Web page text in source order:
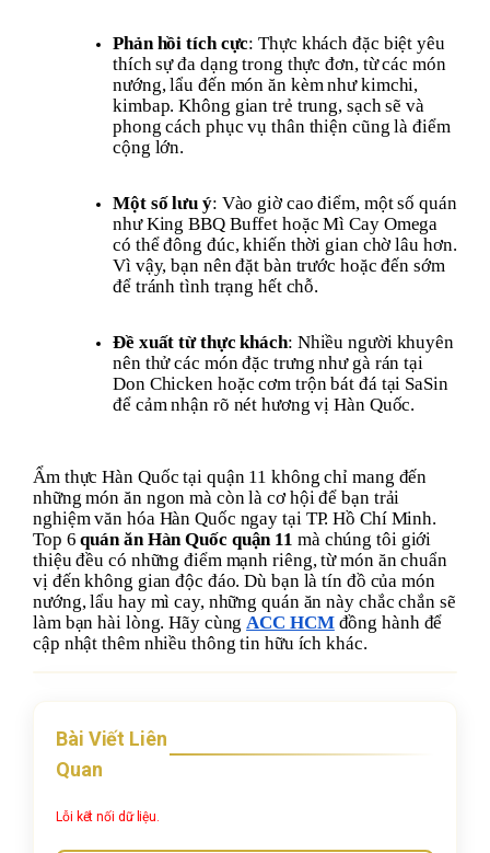
Phản hồi tích cực: Thực khách đặc biệt yêu
thích sự đa dạng trong thực đơn, từ các món
nướng, lẩu đến món ăn kèm như kimchi,
kimbap. Không gian trẻ trung, sạch sẽ và
phong cách phục vụ thân thiện cũng là điểm
cộng lớn.
Một số lưu ý: Vào giờ cao điểm, một số quán
như King BBQ Buffet hoặc Mì Cay Omega
có thể đông đúc, khiến thời gian chờ lâu hơn.
Vì vậy, bạn nên đặt bàn trước hoặc đến sớm
để tránh tình trạng hết chỗ.
Đề xuất từ thực khách: Nhiều người khuyên
nên thử các món đặc trưng như gà rán tại
Don Chicken hoặc cơm trộn bát đá tại SaSin
để cảm nhận rõ nét hương vị Hàn Quốc.
Ẩm thực Hàn Quốc tại quận 11 không chỉ mang đến
những món ăn ngon mà còn là cơ hội để bạn trải
nghiệm văn hóa Hàn Quốc ngay tại TP. Hồ Chí Minh.
Top 6quán ăn Hàn Quốc quận 11 mà chúng tôi giới
thiệu đều có những điểm mạnh riêng, từ món ăn chuẩn
vị đến không gian độc đáo. Dù bạn là tín đồ của món
nướng, lẩu hay mì cay, những quán ăn này chắc chắn sẽ
làm bạn hài lòng. Hãy cùngACC HCMđồng hành để
cập nhật thêm nhiều thông tin hữu ích khác.
Bài Viết Liên
Quan
Lỗi kết nối dữ liệu.